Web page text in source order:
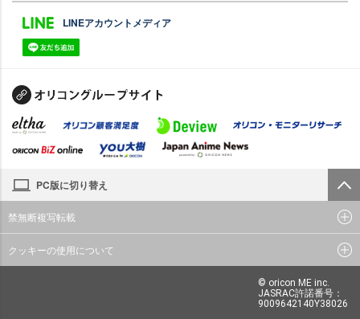
LINEアカウントメディア
PC版に切り替え
禁無断複写転載
クッキーの使用について
© oricon ME inc.
JASRAC許諾番号：
9009642140Y38026